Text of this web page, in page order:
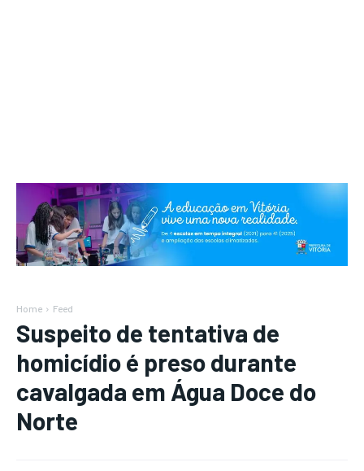
Home Feed
Suspeito de tentativa de
homicídio é preso durante
cavalgada em Água Doce do
Norte